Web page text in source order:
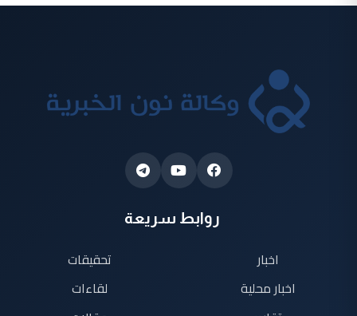
روابط سريعة
اخبار
اخبار محلية
تحقيقات
لقاءات